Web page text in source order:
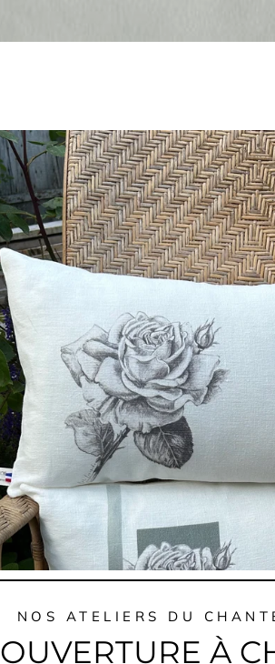
NOS ATELIERS DU
OUVERTURE À